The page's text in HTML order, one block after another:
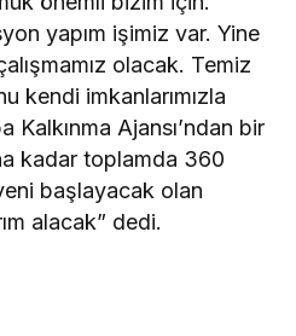
yapım işimiz var. Yine
olacak. Temiz
kendi imkanlarımızla
Ajansı’ndan bir
kadar toplamda 360
başlayacak olan
alacak” dedi.